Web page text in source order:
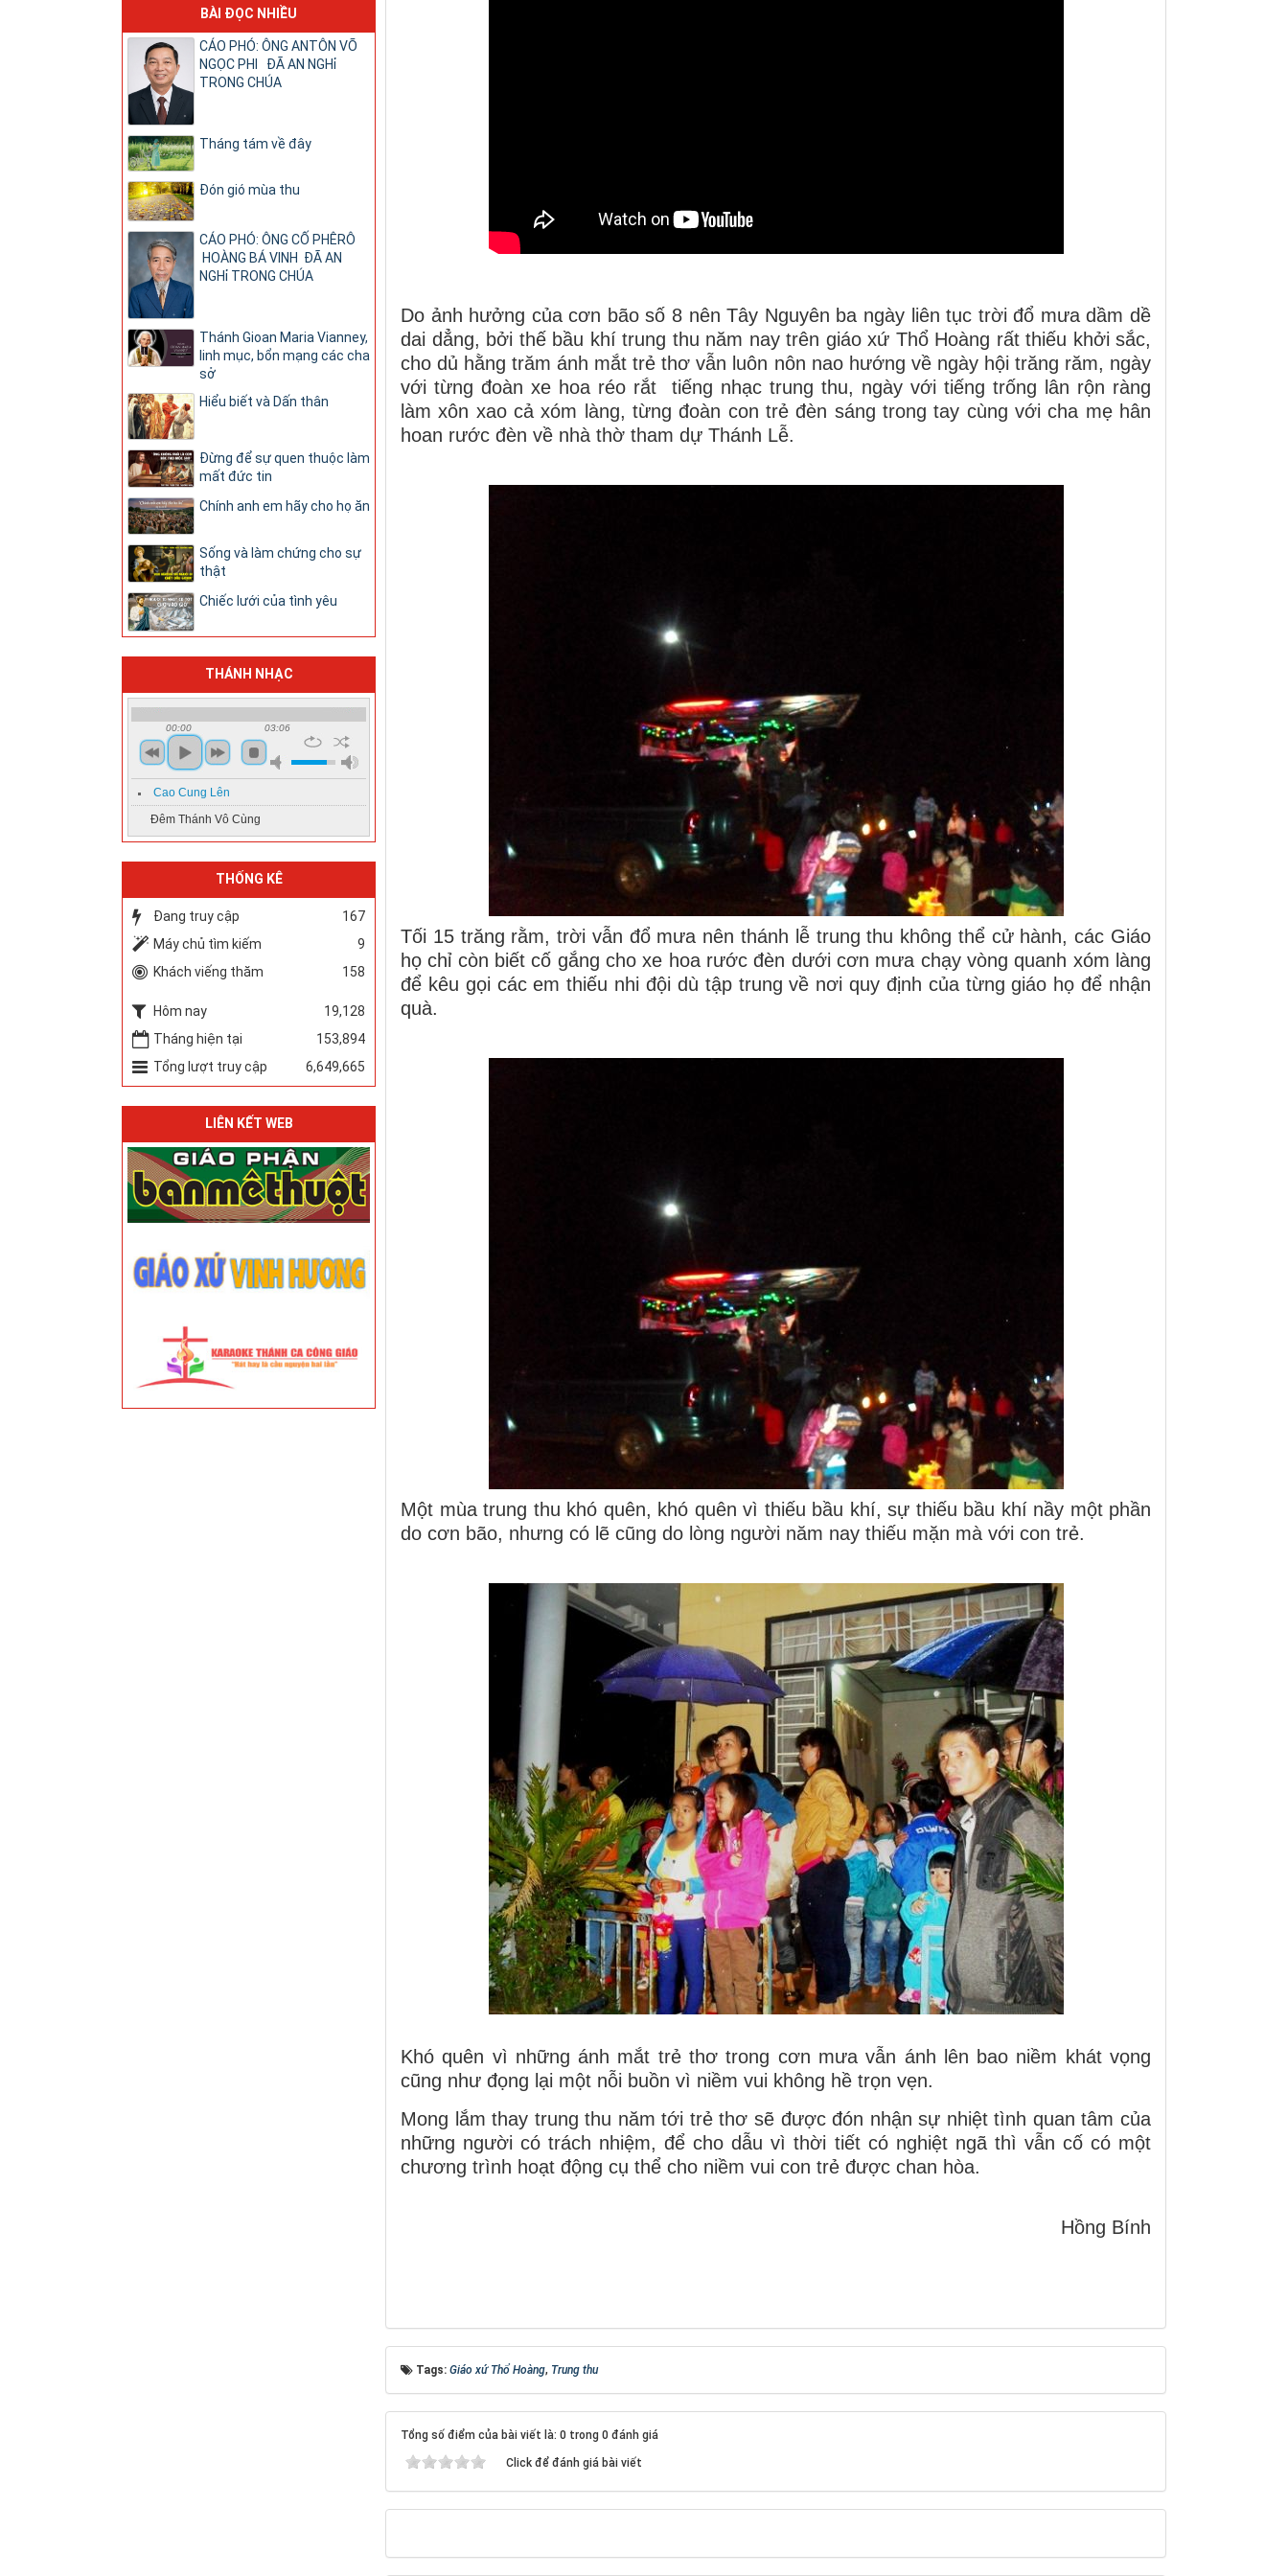
Do ảnh hưởng của cơn bão số 8 nên Tây Nguyên ba ngày liên tục trời đổ mưa dầm dề
dai dẳng, bởi thế bầu khí trung thu năm nay trên giáo xứ Thổ Hoàng rất thiếu khởi sắc,
cho dủ hằng trăm ánh mắt trẻ thơ vẫn luôn nôn nao hướng về ngày hội trăng răm, ngày
với từng đoàn xe hoa réo rắt tiếng nhạc trung thu, ngày với tiếng trống lân rộn ràng
làm xôn xao cả xóm làng, từng đoàn con trẻ đèn sáng trong tay cùng với cha mẹ hân
hoan rước đèn về nhà thờ tham dự Thánh Lễ.
Tối 15 trăng rằm, trời vẫn đổ mưa nên thánh lễ trung thu không thể cử hành, các Giáo
họ chỉ còn biết cố gắng cho xe hoa rước đèn dưới cơn mưa chạy vòng quanh xóm làng
để kêu gọi các em thiếu nhi đội dù tập trung về nơi quy định của từng giáo họ để nhận
quà.
Một mùa trung thu khó quên, khó quên vì thiếu bầu khí, sự thiếu bầu khí nầy một phần
do cơn bão, nhưng có lẽ cũng do lòng người năm nay thiếu mặn mà với con trẻ.
Khó quên vì những ánh mắt trẻ thơ trong cơn mưa vẫn ánh lên bao niềm khát vọng
cũng như đọng lại một nỗi buồn vì niềm vui không hề trọn vẹn.
Mong lắm thay trung thu năm tới trẻ thơ sẽ được đón nhận sự nhiệt tình quan tâm của
những người có trách nhiệm, để cho dẫu vì thời tiết có nghiệt ngã thì vẫn cố có một
chương trình hoạt động cụ thể cho niềm vui con trẻ được chan hòa.
Hồng Bính
Tags: Giáo xứ Thổ Hoàng, Trung thu
Tổng số điểm của bài viết là: 0 trong 0 đánh giá
Click để đánh giá bài viết
BÀI ĐỌC NHIỀU
CÁO PHÓ: ÔNG ANTÔN VÕ
NGỌC PHI ĐÃ AN NGHỉ
TRONG CHÚA
Tháng tám về đây
Đón gió mùa thu
CÁO PHÓ: ÔNG CỐ PHÊRÔ
HOÀNG BÁ VINH ĐÃ AN
NGHỉ TRONG CHÚA
Thánh Gioan Maria Vianney,
linh mục, bổn mạng các cha
sở
Hiểu biết và Dấn thân
Đừng để sự quen thuộc làm
mất đức tin
Chính anh em hãy cho họ ăn
Sống và làm chứng cho sự
thật
Chiếc lưới của tình yêu
THÁNH NHẠC
00:00 03:06
Cao Cung Lên
Đêm Thánh Vô Cùng
THỐNG KÊ
Đang truy cập
167
Máy chủ tìm kiếm
9
Khách viếng thăm
158
Hôm nay
19,128
Tháng hiện tại
153,894
Tổng lượt truy cập
6,649,665
LIÊN KẾT WEB